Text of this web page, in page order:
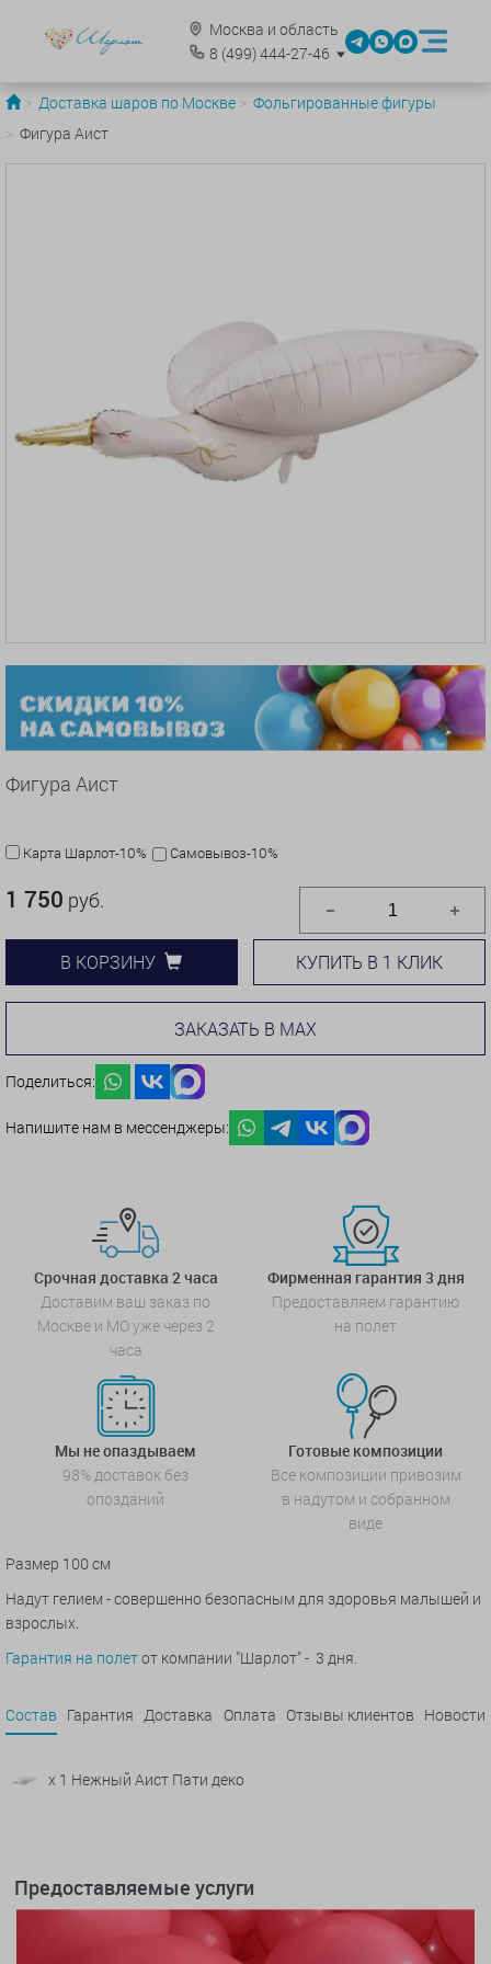
Москва и область
8 (499)444-27-46
Доставка шаров по Москве
Фольгированные фигуры
Фигура Аист
Фигура Аист
Карта Шарлот-10% Самовывоз-10%
1 750 руб.
В КОРЗИНУ КУПИТЬ В 1 КЛИК
ЗАКАЗАТЬ В MAX
Поделиться:
Напишите нам в мессенджеры:
Срочная доставка 2 часа
Доставим ваш заказ по
Москве и МО уже через 2
часа
Фирменная гарантия 3 дня
Предоставляем гарантию
на полет
Мы не опаздываем
98% доставок без
опозданий
Готовые композиции
Все композиции привозим
в надутом и собранном
виде
Размер 100 см
Надут гелием - совершенно безопасным для здоровья малышей и
взрослых.
Гарантия на полетот компании "Шарлот" - 3 дня.
Состав Гарантия Доставка Оплата Отзывы клиентов Новости
x 1 Нежный Аист Пати деко
Предоставляемые услуги